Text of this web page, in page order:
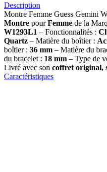
Description
Montre Femme Guess Gemini
Montre pourFemme de la
W1293L1 – Fonctionnalités :
Quartz – Matière du boîtier :
boîtier : 36 mm – Matière du
du bracelet : 18 mm – Type de
Livré avec son coffret original,
Caractéristiques